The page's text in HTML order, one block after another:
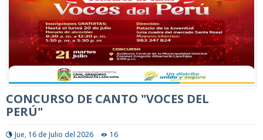
CONCURSO DE CANTO "VOCES DEL
PERÚ"
Jue, 16 de Julio del 2026 16